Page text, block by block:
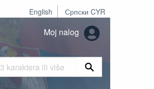
English Српски CYR
Moj nalog